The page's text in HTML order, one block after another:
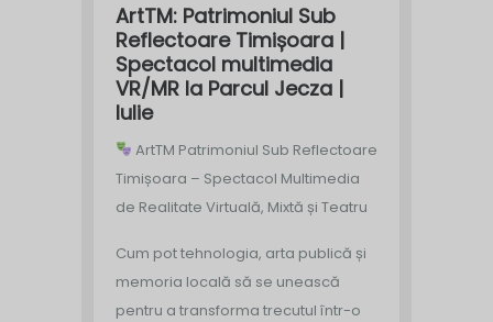
ArtTM: Patrimoniul Sub
Reflectoare Timișoara |
Spectacol multimedia
VR/MR la Parcul Jecza |
Iulie
ArtTM Patrimoniul Sub Reflectoare
Timișoara – Spectacol Multimedia
de Realitate Virtuală, Mixtă și Teatru
Cum pot tehnologia, arta publică și
memoria locală să se unească
pentru a transforma trecutul într-o